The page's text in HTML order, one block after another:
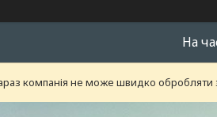
На
компанія не може швидко